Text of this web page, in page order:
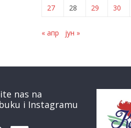
27
28 29 30
« апр јун »
nas na
i Instagramu